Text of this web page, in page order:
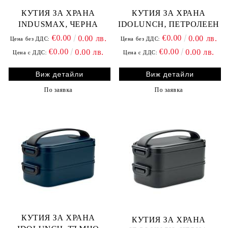
КУТИЯ ЗА ХРАНА
INDUSMAX, ЧЕРНА
Цена без ДДС: €0.00 0.00 лв.
Цена с ДДС: €0.00 0.00 лв.
Виж детайли
По заявка
КУТИЯ ЗА ХРАНА
IDOLUNCH, ПЕТРОЛЕЕН
Цена без ДДС: €0.00 0.00 лв.
Цена с ДДС: €0.00 0.00 лв.
Виж детайли
По заявка
КУТИЯ ЗА ХРАНА
КУТИЯ ЗА ХРАНА